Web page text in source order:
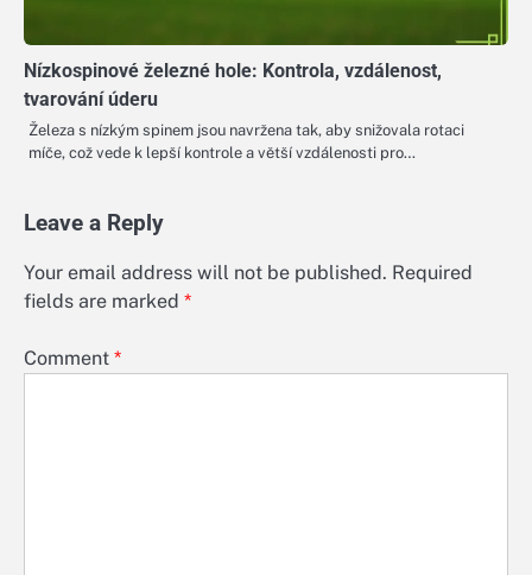
Nízkospinové železné hole: Kontrola, vzdálenost,
tvarování úderu
Železa s nízkým spinem jsou navržena tak, aby snižovala rotaci
míče, což vede k lepší kontrole a větší vzdálenosti pro…
Leave a Reply
Your email address will not be published. Required
fields are marked *
Comment *